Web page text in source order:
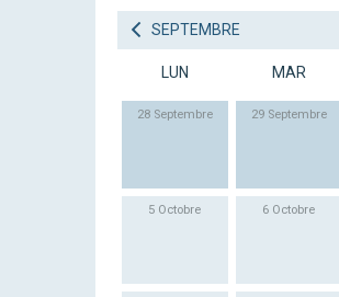
SEPTEMBRE
LUN MAR
28 Septembre 29 Septembre
5 Octobre 6 Octobre